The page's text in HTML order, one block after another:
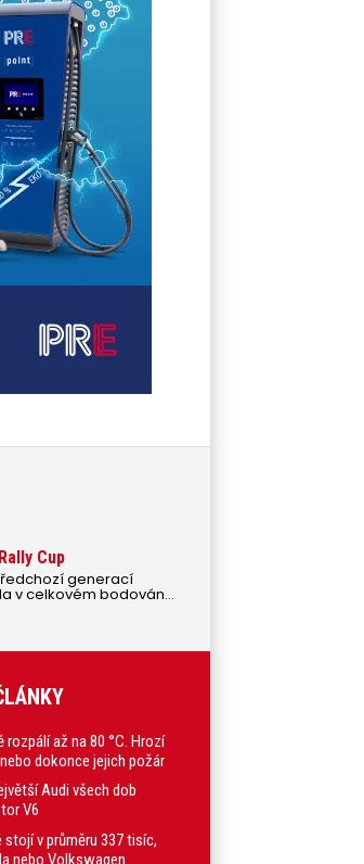
Cup
generací
v celkovém bodování
Cup.
rozpálí až na 80 °C. Hrozí
dokonce jejich požár
Audi všech dob
V6
stojí v průměru 337 tisíc,
nebo Volkswagen